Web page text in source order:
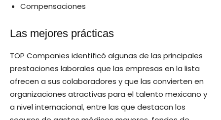
Compensaciones
Las mejores prácticas
TOP Companies identificó algunas de las principales
prestaciones laborales que las empresas en la lista
ofrecen a sus colaboradores y que las convierten en
organizaciones atractivas para el talento mexicano y
a nivel internacional, entre las que destacan los